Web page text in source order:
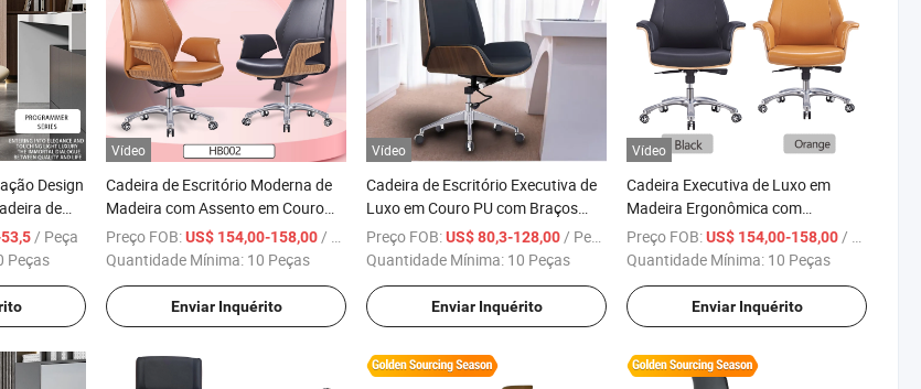
Design
de
para
em
/ Peça
Peças
Vídeo
Cadeira de Escritório Moderna de
Madeira com Assento em Couro
PU para Sala de Estar
Preço FOB:US$ 154,00-158,00 / Peça
Quantidade Mínima: 10 Peças
Enviar Inquérito
Vídeo
Cadeira de Escritório Executiva de
Luxo em Couro PU com Braços
Ergonômicos para Diretor
Preço FOB:US$ 80,3-128,00 / Peça
Quantidade Mínima: 10 Peças
Enviar Inquérito
Vídeo
Cadeira Executiva de Luxo em
Madeira Ergonômica com
Estofado em Couro para Escritório
com Giratório de Gerente Chefe
Preço FOB:US$ 154,00-158,00 / Peça
Quantidade Mínima: 10 Peças
Enviar Inquérito